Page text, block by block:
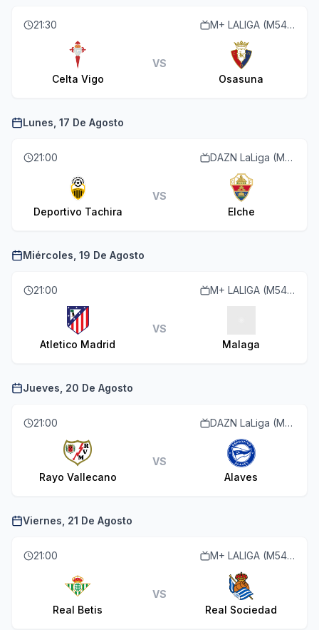
21:30 M+ LALIGA (M54 O110)
Celta Vigo
VS
Osasuna
Lunes, 17 De Agosto
21:00 DAZN LaLiga (M55 O113)
Deportivo Tachira
VS
Elche
Miércoles, 19 De Agosto
21:00 M+ LALIGA (M54 O110)
Atletico Madrid
VS
Malaga
Jueves, 20 De Agosto
21:00 DAZN LaLiga (M55 O113)
Rayo Vallecano
VS
Alaves
Viernes, 21 De Agosto
21:00 M+ LALIGA (M54 O110)
Real Betis
VS
Real Sociedad